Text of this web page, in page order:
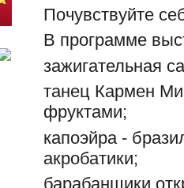
Почувствуйте
В программе
зажигательная
танец Кармен
фруктами;
капоэйра -
акробатики;
барабанщики